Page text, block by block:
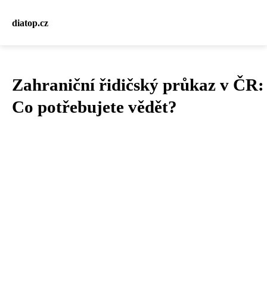
diatop.cz
Zahraniční řidičský průkaz v ČR:
Co potřebujete vědět?